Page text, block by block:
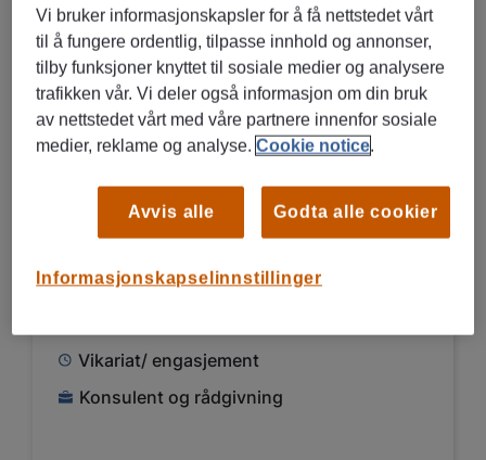
LES MER OM STILLINGEN
Manpower
Barnehageassistent Øvre
Eiker
Vikariat/ engasjement
Konsulent og rådgivning
Vi bruker informasjonskapsler for å få nettstedet vårt
til å fungere ordentlig, tilpasse innhold og annonser,
tilby funksjoner knyttet til sosiale medier og analysere
trafikken vår. Vi deler også informasjon om din bruk
av nettstedet vårt med våre partnere innenfor sosiale
medier, reklame og analyse.Cookie notice.
Informasjonskapselinnstillinger
Avvis alle Godta alle cookier